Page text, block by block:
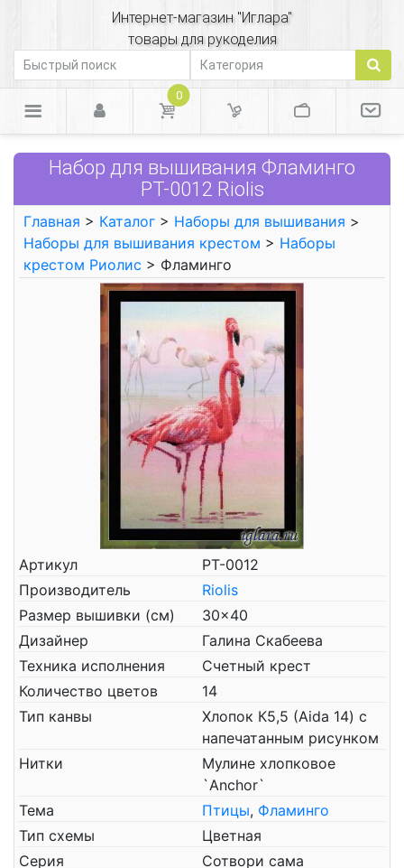
Интернет-магазин "Иглара"
товары для рукоделия
0
Набор для вышивания Фламинго
РТ-0012 Riolis
Главная > Каталог > Наборы для вышивания >
Наборы для вышивания крестом > Наборы
крестом Риолис > Фламинго
Артикул
РТ-0012
Производитель
Riolis
Размер вышивки (см)
30x40
Дизайнер
Галина Скабеева
Техника исполнения
Счетный крест
Количество цветов
14
Тип канвы
Хлопок К5,5 (Aida 14) с
напечатанным рисунком
Нитки
Мулине хлопковое
`Anchor`
Тема
Птицы, Фламинго
Тип схемы
Цветная
Серия
Сотвори сама